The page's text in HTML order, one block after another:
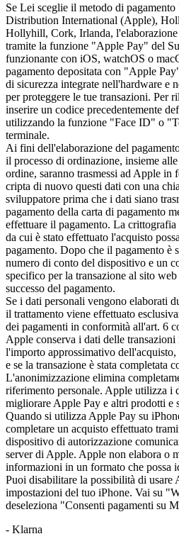
Se Lei sceglie il metodo di
Distribution International (Apple),
Hollyhill, Cork, Irlanda, l'elaborazione
tramite la funzione "Apple Pay" del
funzionante con iOS, watchOS o
pagamento depositata con "Apple
di sicurezza integrate nell'hardware e
per proteggere le tue transazioni. Per
inserire un codice precedentemente
utilizzando la funzione "Face ID" o
terminale.
Ai fini dell'elaborazione del
il processo di ordinazione, insieme
ordine, saranno trasmessi ad Apple in
cripta di nuovo questi dati con una
sviluppatore prima che i dati siano
pagamento della carta di pagamento
effettuare il pagamento. La
da cui è stato effettuato l'acquisto
pagamento. Dopo che il pagamento è
numero di conto del dispositivo e un
specifico per la transazione al sito
successo del pagamento.
Se i dati personali vengono elaborati
il trattamento viene effettuato
dei pagamenti in conformità all'art. 6
Apple conserva i dati delle
l'importo approssimativo dell'acquisto,
e se la transazione è stata completata
L'anonimizzazione elimina
riferimento personale. Apple utilizza i
migliorare Apple Pay e altri prodotti e
Quando si utilizza Apple Pay su
completare un acquisto effettuato
dispositivo di autorizzazione
server di Apple. Apple non elabora o
informazioni in un formato che possa
Puoi disabilitare la possibilità di usare
impostazioni del tuo iPhone. Vai su
deseleziona "Consenti pagamenti su
- Klarna